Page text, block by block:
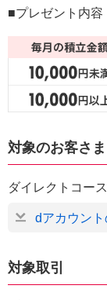
■プレゼント内容
対象のお客さま
ダイレクトコー
dアカウン
対象取引